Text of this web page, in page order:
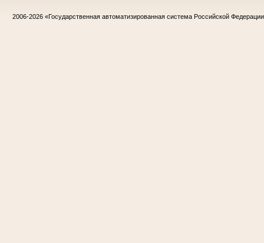
2006-2026 «Государственная автоматизированная система Российской